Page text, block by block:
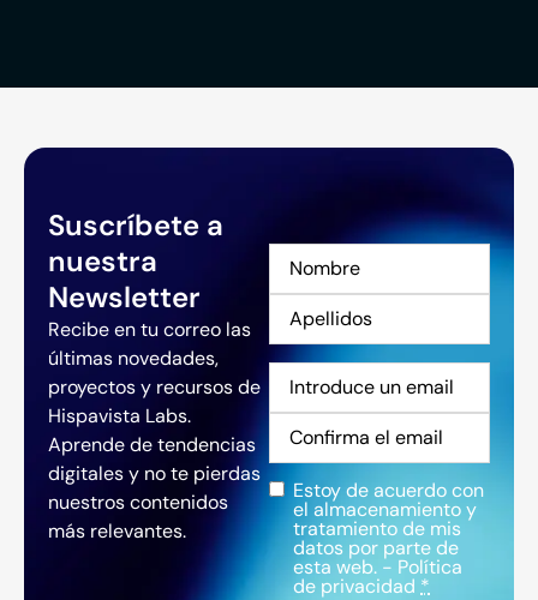
Suscríbete a
nuestra
Newsletter
Recibe en tu correo las
últimas novedades,
proyectos y recursos de
Hispavista Labs.
Aprende de tendencias
digitales y no te pierdas
nuestros contenidos
más relevantes.
Nombre
Correo
electrónico *
Privacidad*
Estoy de acuerdo con
el almacenamiento y
tratamiento de mis
datos por parte de
esta web. - Política
de privacidad *